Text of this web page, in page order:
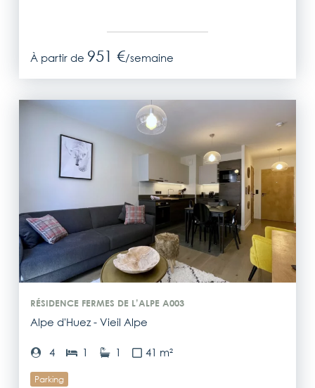
À partir de 951 €/semaine
RÉSIDENCE FERMES DE L’ALPE A003
Alpe d'Huez - Vieil Alpe
4 1 1 41 m²
Parking